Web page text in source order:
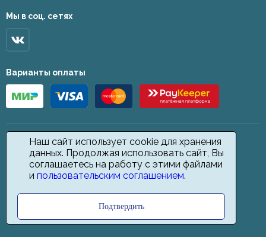
Наш сайт использует cookie для хранения
данных. Продолжая использовать сайт, Вы
соглашаетесь на работу с этими файлами
и пользовательским соглашением.
Подтвердить
Мы в соц. сетях
Варианты оплаты
2026 © Star Carpet. ИП Кодиров Д. О., ИНН 361605146148. Все права